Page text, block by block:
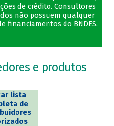
de crédito. Consultores
não possuem qualquer
financiamentos do BNDES.
e produtos
lista
de